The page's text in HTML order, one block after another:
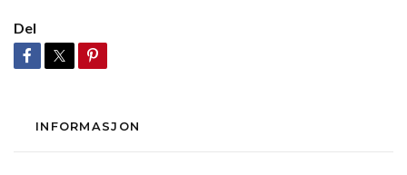
Del
INFORMASJON